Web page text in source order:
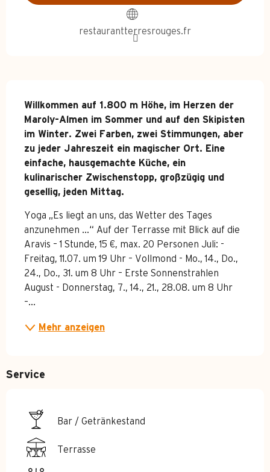
restaurantterresrouges.fr
Willkommen auf 1.800 m Höhe, im Herzen der
Maroly-Almen im Sommer und auf den Skipisten
im Winter. Zwei Farben, zwei Stimmungen, aber
zu jeder Jahreszeit ein magischer Ort. Eine
einfache, hausgemachte Küche, ein
kulinarischer Zwischenstopp, großzügig und
gesellig, jeden Mittag.
Yoga „Es liegt an uns, das Wetter des Tages
anzunehmen ...“ Auf der Terrasse mit Blick auf die
Aravis – 1 Stunde, 15 €, max. 20 Personen Juli: -
Freitag, 11.07. um 19 Uhr – Vollmond - Mo., 14., Do.,
24., Do., 31. um 8 Uhr – Erste Sonnenstrahlen
August - Donnerstag, 7., 14., 21., 28.08. um 8 Uhr
–...
Mehr anzeigen
Service
Bar / Getränkestand
Terrasse